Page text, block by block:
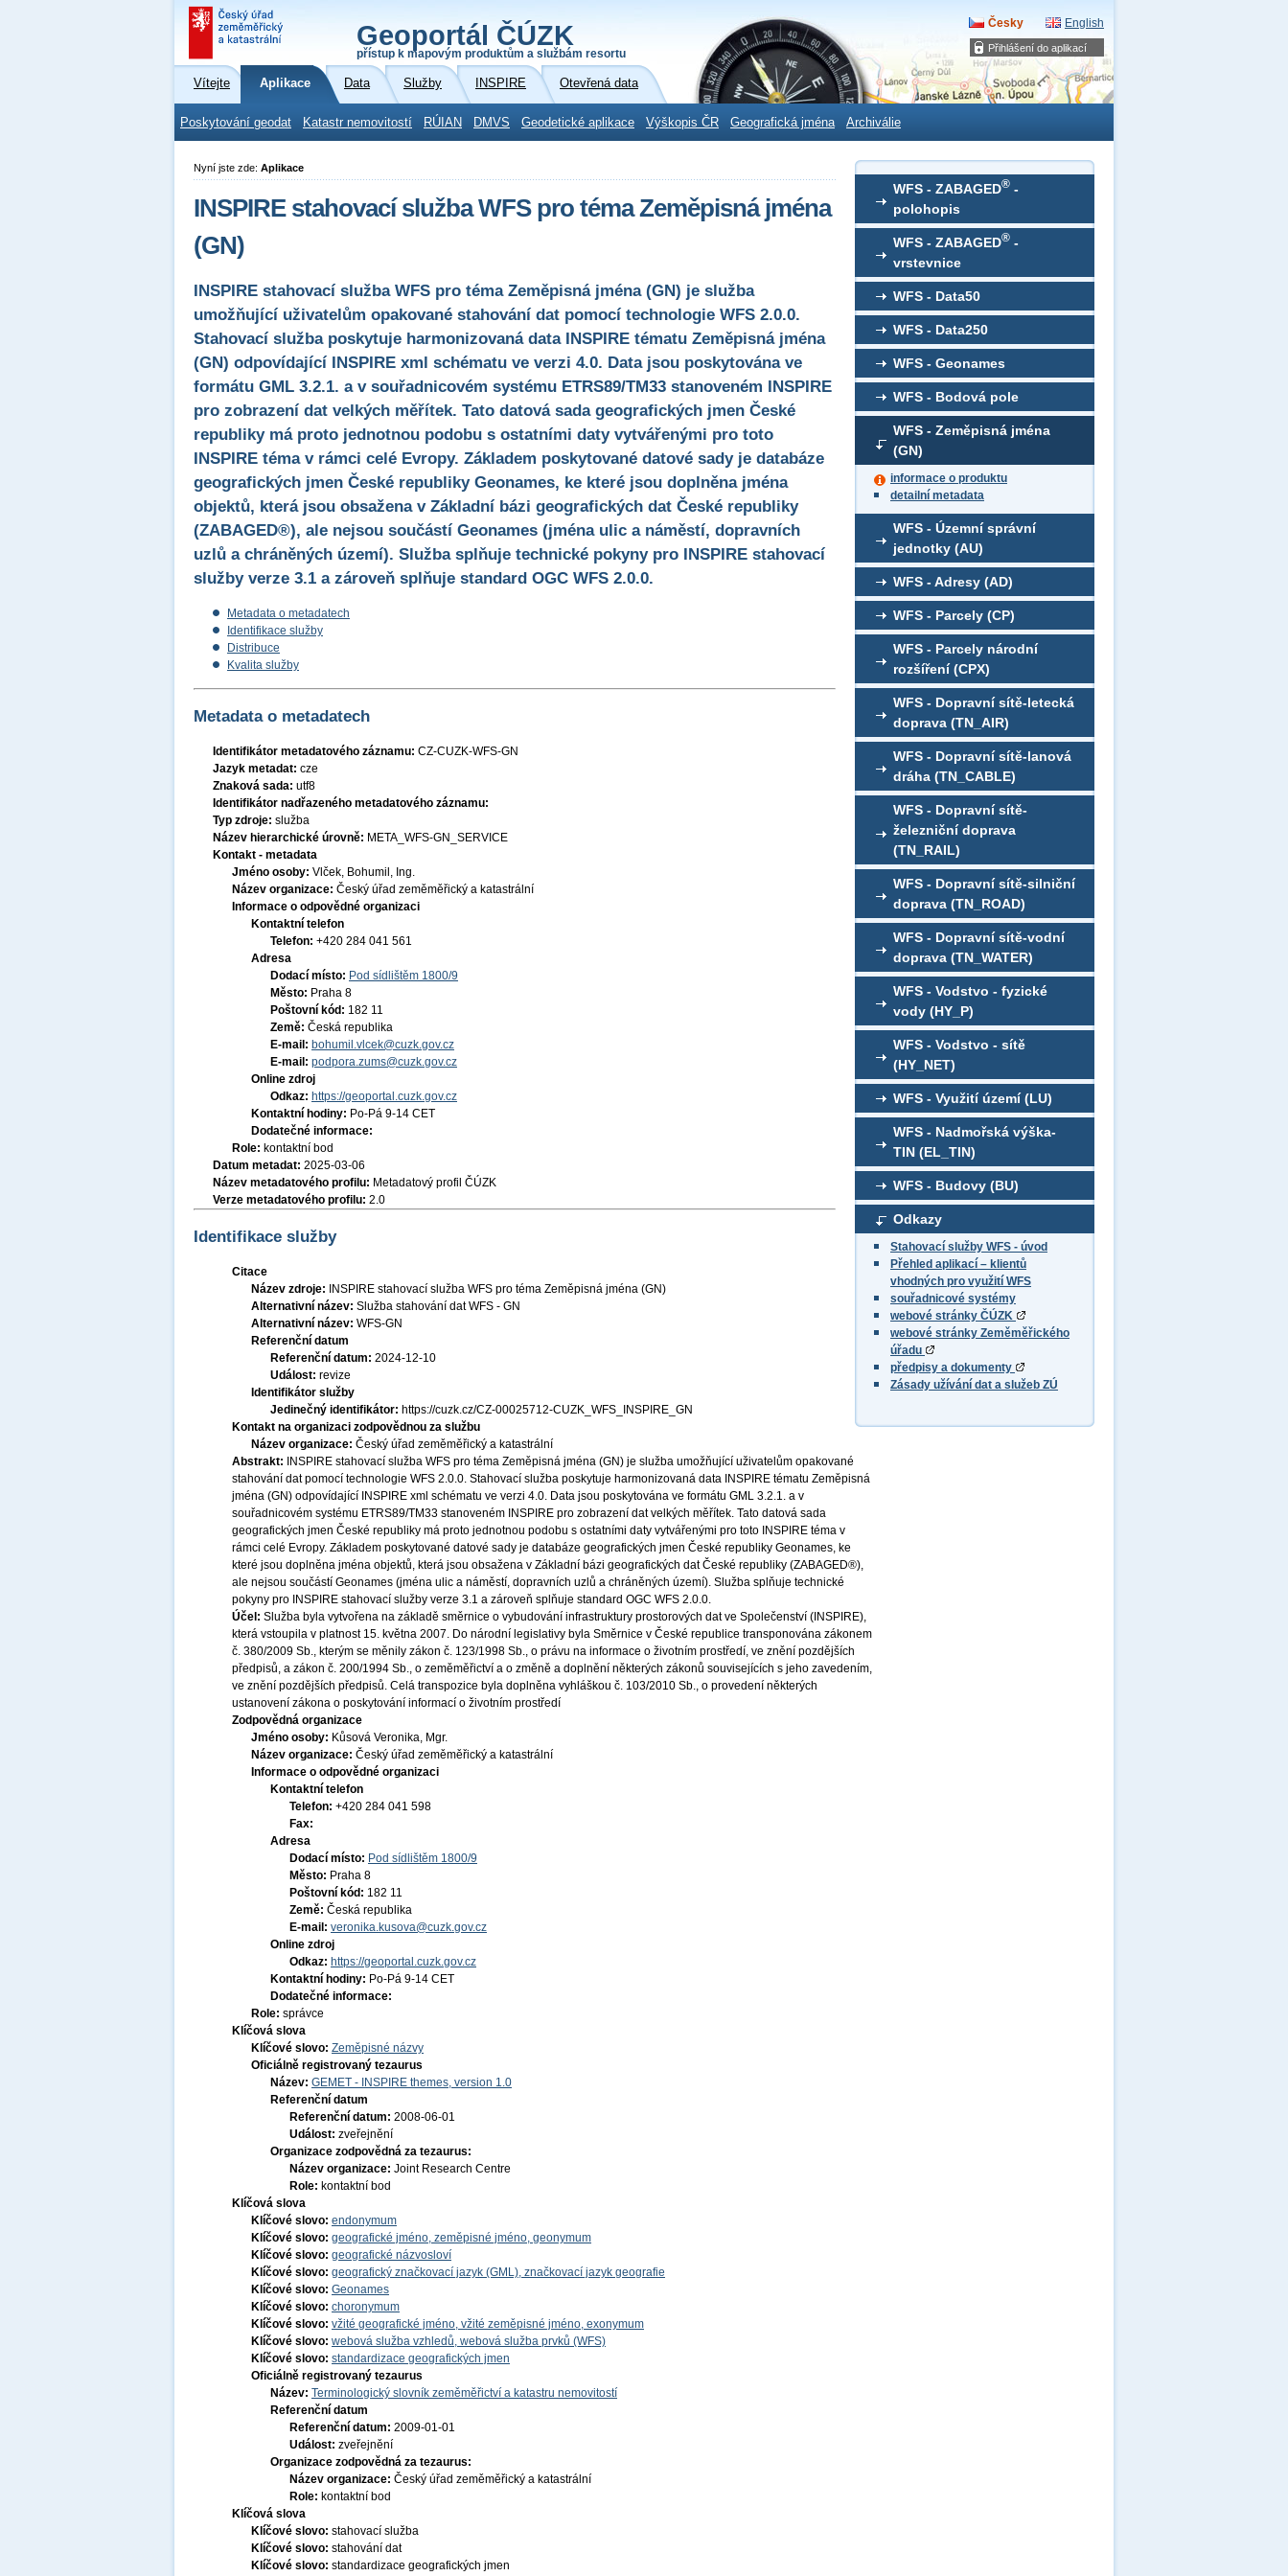
Přihlášení do aplikací
Geoportál ČÚZK
přístup k mapovým produktům a službám resortu
Česky English
Vítejte Aplikace Data Služby INSPIRE Otevřená data
Poskytování geodat Katastr nemovitostí RÚIAN DMVS Geodetické aplikace Výškopis ČR Geografická jména Archiválie
WFS - ZABAGED® -
polohopis
WFS - ZABAGED® -
vrstevnice
WFS - Data50
WFS - Data250
WFS - Geonames
WFS - Bodová pole
WFS - Zeměpisná jména
(GN)
informace o produktu
detailní metadata
WFS - Územní správní
jednotky (AU)
WFS - Adresy (AD)
WFS - Parcely (CP)
WFS - Parcely národní
rozšíření (CPX)
WFS - Dopravní sítě-letecká
doprava (TN_AIR)
WFS - Dopravní sítě-lanová
dráha (TN_CABLE)
WFS - Dopravní sítě-
železniční doprava
(TN_RAIL)
WFS - Dopravní sítě-silniční
doprava (TN_ROAD)
WFS - Dopravní sítě-vodní
doprava (TN_WATER)
WFS - Vodstvo - fyzické
vody (HY_P)
WFS - Vodstvo - sítě
(HY_NET)
WFS - Využití území (LU)
WFS - Nadmořská výška-
TIN (EL_TIN)
WFS - Budovy (BU)
Odkazy
Stahovací služby WFS - úvod
Přehled aplikací – klientů
vhodných pro využití WFS
souřadnicové systémy
webové stránky ČÚZK
webové stránky Zeměměřického
úřadu
předpisy a dokumenty
Zásady užívání dat a služeb ZÚ
Nyní jste zde: Aplikace
INSPIRE stahovací služba WFS pro téma Zeměpisná jména
(GN)
INSPIRE stahovací služba WFS pro téma Zeměpisná jména (GN) je služba
umožňující uživatelům opakované stahování dat pomocí technologie WFS 2.0.0.
Stahovací služba poskytuje harmonizovaná data INSPIRE tématu Zeměpisná jména
(GN) odpovídající INSPIRE xml schématu ve verzi 4.0. Data jsou poskytována ve
formátu GML 3.2.1. a v souřadnicovém systému ETRS89/TM33 stanoveném INSPIRE
pro zobrazení dat velkých měřítek. Tato datová sada geografických jmen České
republiky má proto jednotnou podobu s ostatními daty vytvářenými pro toto
INSPIRE téma v rámci celé Evropy. Základem poskytované datové sady je databáze
geografických jmen České republiky Geonames, ke které jsou doplněna jména
objektů, která jsou obsažena v Základní bázi geografických dat České republiky
(ZABAGED®), ale nejsou součástí Geonames (jména ulic a náměstí, dopravních
uzlů a chráněných území). Služba splňuje technické pokyny pro INSPIRE stahovací
služby verze 3.1 a zároveň splňuje standard OGC WFS 2.0.0.
Metadata o metadatech
Identifikace služby
Distribuce
Kvalita služby
Metadata o metadatech
Identifikátor metadatového záznamu: CZ-CUZK-WFS-GN
Jazyk metadat: cze
Znaková sada: utf8
Identifikátor nadřazeného metadatového záznamu:
Typ zdroje: služba
Název hierarchické úrovně: META_WFS-GN_SERVICE
Kontakt - metadata
Jméno osoby: Vlček, Bohumil, Ing.
Název organizace: Český úřad zeměměřický a katastrální
Informace o odpovědné organizaci
Kontaktní telefon
Telefon: +420 284 041 561
Adresa
Dodací místo: Pod sídlištěm 1800/9
Město: Praha 8
Poštovní kód: 182 11
Země: Česká republika
E-mail: bohumil.vlcek@cuzk.gov.cz
E-mail: podpora.zums@cuzk.gov.cz
Online zdroj
Odkaz: https://geoportal.cuzk.gov.cz
Kontaktní hodiny: Po-Pá 9-14 CET
Dodatečné informace:
Role: kontaktní bod
Datum metadat: 2025-03-06
Název metadatového profilu: Metadatový profil ČÚZK
Verze metadatového profilu: 2.0
Identifikace služby
Citace
Název zdroje:
INSPIRE stahovací služba WFS pro téma Zeměpisná jména (GN)
Alternativní název: Služba stahování dat WFS - GN
Alternativní název: WFS-GN
Referenční datum
Referenční datum: 2024-12-10
Událost: revize
Identifikátor služby
Jedinečný identifikátor: https://cuzk.cz/CZ-00025712-CUZK_WFS_INSPIRE_GN
Kontakt na organizaci zodpovědnou za službu
Název organizace: Český úřad zeměměřický a katastrální
Abstrakt:
INSPIRE stahovací služba WFS pro téma Zeměpisná jména (GN) je služba umožňující uživatelům opakované
stahování dat pomocí technologie WFS 2.0.0. Stahovací služba poskytuje harmonizovaná data INSPIRE tématu Zeměpisná
jména (GN) odpovídající INSPIRE xml schématu ve verzi 4.0. Data jsou poskytována ve formátu GML 3.2.1. a v
souřadnicovém systému ETRS89/TM33 stanoveném INSPIRE pro zobrazení dat velkých měřítek. Tato datová sada
geografických jmen České republiky má proto jednotnou podobu s ostatními daty vytvářenými pro toto INSPIRE téma v
rámci celé Evropy. Základem poskytované datové sady je databáze geografických jmen České republiky Geonames, ke
které jsou doplněna jména objektů, která jsou obsažena v Základní bázi geografických dat České republiky (ZABAGED®),
ale nejsou součástí Geonames (jména ulic a náměstí, dopravních uzlů a chráněných území). Služba splňuje technické
pokyny pro INSPIRE stahovací služby verze 3.1 a zároveň splňuje standard OGC WFS 2.0.0.
Účel: Služba byla vytvořena na základě směrnice o vybudování infrastruktury prostorových dat ve Společenství (INSPIRE),
která vstoupila v platnost 15. května 2007. Do národní legislativy byla Směrnice v České republice transponována zákonem
č. 380/2009 Sb., kterým se měnily zákon č. 123/1998 Sb., o právu na informace o životním prostředí, ve znění pozdějších
předpisů, a zákon č. 200/1994 Sb., o zeměměřictví a o změně a doplnění některých zákonů souvisejících s jeho zavedením,
ve znění pozdějších předpisů. Celá transpozice byla doplněna vyhláškou č. 103/2010 Sb., o provedení některých
ustanovení zákona o poskytování informací o životním prostředí
Zodpovědná organizace
Jméno osoby: Kůsová Veronika, Mgr.
Název organizace: Český úřad zeměměřický a katastrální
Informace o odpovědné organizaci
Kontaktní telefon
Telefon: +420 284 041 598
Fax:
Adresa
Dodací místo: Pod sídlištěm 1800/9
Město: Praha 8
Poštovní kód: 182 11
Země: Česká republika
E-mail: veronika.kusova@cuzk.gov.cz
Online zdroj
Odkaz: https://geoportal.cuzk.gov.cz
Kontaktní hodiny: Po-Pá 9-14 CET
Dodatečné informace:
Role: správce
Klíčová slova
Klíčové slovo: Zeměpisné názvy
Oficiálně registrovaný tezaurus
Název: GEMET - INSPIRE themes, version 1.0
Referenční datum
Referenční datum: 2008-06-01
Událost: zveřejnění
Organizace zodpovědná za tezaurus:
Název organizace: Joint Research Centre
Role: kontaktní bod
Klíčová slova
Klíčové slovo: endonymum
Klíčové slovo: geografické jméno, zeměpisné jméno, geonymum
Klíčové slovo: geografické názvosloví
Klíčové slovo: geografický značkovací jazyk (GML), značkovací jazyk geografie
Klíčové slovo: Geonames
Klíčové slovo: choronymum
Klíčové slovo: vžité geografické jméno, vžité zeměpisné jméno, exonymum
Klíčové slovo: webová služba vzhledů, webová služba prvků (WFS)
Klíčové slovo: standardizace geografických jmen
Oficiálně registrovaný tezaurus
Název: Terminologický slovník zeměměřictví a katastru nemovitostí
Referenční datum
Referenční datum: 2009-01-01
Událost: zveřejnění
Organizace zodpovědná za tezaurus:
Název organizace: Český úřad zeměměřický a katastrální
Role: kontaktní bod
Klíčová slova
Klíčové slovo: stahovací služba
Klíčové slovo: stahování dat
Klíčové slovo: standardizace geografických jmen